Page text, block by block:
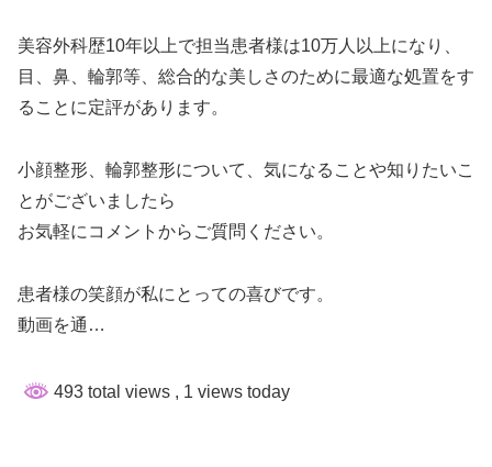
美容外科歴10年以上で担当患者様は10万人以上になり、
目、鼻、輪郭等、総合的な美しさのために最適な処置をす
ることに定評があります。
小顔整形、輪郭整形について、気になることや知りたいこ
とがございましたら
お気軽にコメントからご質問ください。
患者様の笑顔が私にとっての喜びです。
動画を通…
493 total views , 1 views today